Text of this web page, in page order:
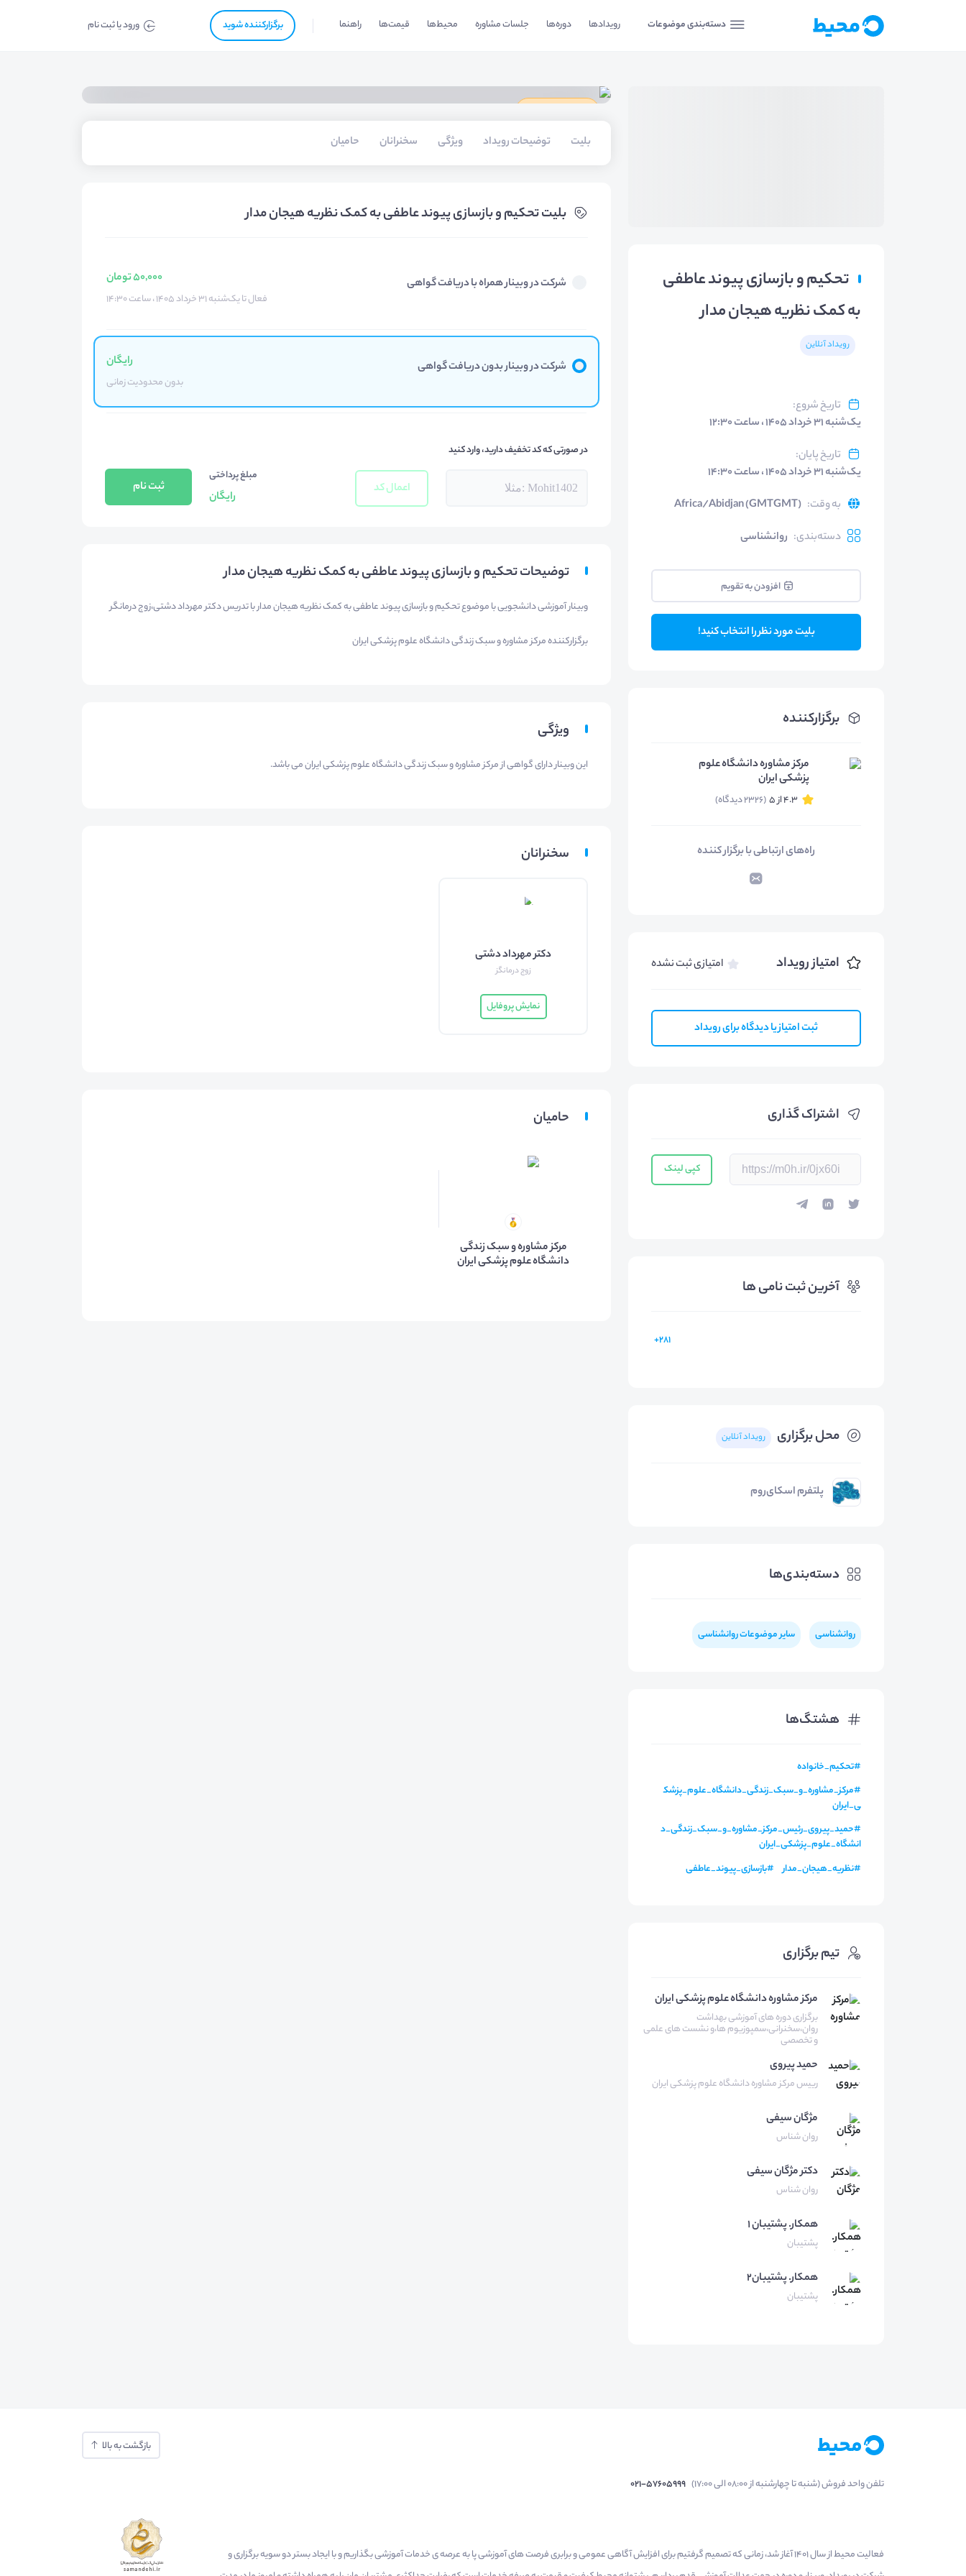
دسته‌بندی موضوعات رویدادها دوره‌ها جلسات مشاوره محیط‌ها قیمت‌ها راهنما برگزار‌‌کننده شوید ورود یا ثبت نام
تحکیم و بازسازی پیوند عاطفی
به کمک نظریه هیجان مدار
رویداد آنلاین
تاریخ شروع:
یک‌شنبه ۳۱ خرداد ۱۴۰۵ ، ساعت ۱۲:۳۰
تاریخ پایان:
یک‌شنبه ۳۱ خرداد ۱۴۰۵ ، ساعت ۱۴:۳۰
به وقت:
Africa/Abidjan (GMTGMT)
دسته‌بندی: روانشناسی
افزودن به تقویم
بلیت مورد نظر را انتخاب کنید!
برگزارکننده
مرکز مشاوره دانشگاه علوم
پزشکی ایران
4.3 از 5 (2326 دیدگاه)
راه‌های ارتباطی با برگزار کننده
امتیاز رویداد امتیازی ثبت نشده
ثبت امتیاز یا دیدگاه برای رویداد
اشتراک گذاری
کپی لینک
آخرین ثبت نامی ها
281+
محل برگزاری رویداد آنلاین
پلتفرم اسکای‌روم
دسته‌بندی‌ها
روانشناسی سایر موضوعات روانشناسی
هشتگ‌ها
#تحکیم_خانواده
#مرکز_مشاوره_و_سبک_زندگی_دانشگاه_علوم_پزشک
ی_ایران
#حمید_پیروی_رئیس_مرکز_مشاوره_و_سبک_زندگی_د
انشگاه_علوم_پزشکی_ایران
#نظریه_هیجان_مدار #بازسازی_پیوند_عاطفی
تیم برگزاری
مرکز مشاوره دانشگاه علوم پزشکی ایران
برگزاری دوره های آموزشی بهداشت
روان،سخنرانی،سمپوزیوم ها،و نشست های علمی
و تخصصی
حمیدپیروی
رییس مرکز مشاوره دانشگاه علوم پزشکی ایران
مژگانسیفی
روان شناس
دکتر مژگانسیفی
روان شناس
همكار.پشتيبان ١
پشتیبان
همکار.پشتیبان۲
پشتیبان
بلیت‌ توضیحات رویداد ویژگی سخنرانان حامیان
بلیت‌ تحکیم و بازسازی پیوند عاطفی به کمک نظریه هیجان مدار
شرکت در وبینار همراه با دریافت گواهی 50,000 تومان
فعال تا یک‌شنبه ۳۱ خرداد ۱۴۰۵ ، ساعت ۱۴:۳۰
شرکت در وبینار بدون دریافت گواهی رایگان
بدون محدودیت زمانی
در صورتی که کد تخفیف دارید، وارد کنید
اعمال کد
مبلغ پرداختی
رایگان
ثبت نام
توضیحات تحکیم و بازسازی پیوند عاطفی به کمک نظریه هیجان مدار
وبینار آموزشی دانشجویی با موضوع تحکیم و بازسازی پیوند عاطفی به کمک نظریه هیجان مدار با تدریس دکتر مهرداد دشتی،زوج درمانگر
برگزارکننده مرکز مشاوره و سبک زندگی دانشگاه علوم پزشکی ایران
ویژگی
این وبینار دارای گواهی از مرکز مشاوره و سبک زندگی دانشگاه علوم پزشکی ایران می باشد.
سخنرانان
دکتر مهرداد دشتی
زوج درمانگز
نمایش پروفایل
حامیان
مرکز مشاوره و سبک زندگی
دانشگاه علوم پزشکی ایران
بازگشت به بالا
تلفن واحد فروش (شنبه تا چهارشنبه از 08:00 الی 17:00) 021-57605999
فعالیت محیط از سال 1401 آغاز شد، زمانی که تصمیم گرفتیم برای افزایش آگاهی عمومی و برابری فرصت های آموزشی پا به عرصه ی خدمات آموزشی بگذاریم و با ایجاد بستر دو سویه برگزاری و